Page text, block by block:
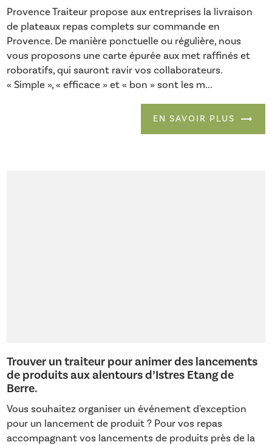
Provence Traiteur propose aux entreprises la livraison
de plateaux repas complets sur commande en
Provence. De manière ponctuelle ou régulière, nous
vous proposons une carte épurée aux met raffinés et
roboratifs, qui sauront ravir vos collaborateurs.
« Simple », « efficace » et « bon » sont les m...
EN SAVOIR PLUS
Trouver un traiteur pour animer des lancements
de produits aux alentours d’Istres Etang de
Berre.
Vous souhaitez organiser un événement d'exception
pour un lancement de produit ? Pour vos repas
accompagnant vos lancements de produits près de la